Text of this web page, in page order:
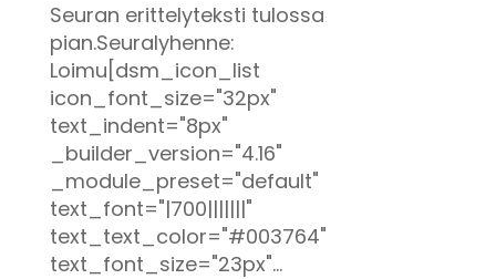
Seuran erittelyteksti tulossa
pian.Seuralyhenne:
Loimu[dsm_icon_list
icon_font_size="32px"
text_indent="8px"
_builder_version="4.16"
_module_preset="default"
text_font="|700|||||||"
text_text_color="#003764"
text_font_size="23px"...